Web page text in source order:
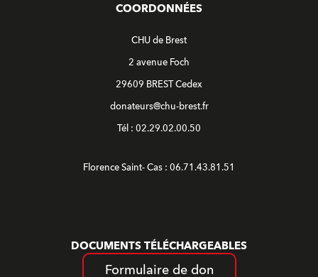
COORDONNÉES
CHU de Brest
2 avenue Foch
29609 BREST Cedex
donateurs@chu-brest.fr
Tél : 02.29.02.00.50
Florence Saint- Cas : 06.71.43.81.51
DOCUMENTS TÉLÉCHARGEABLES
Formulaire de don